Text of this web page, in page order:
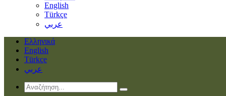
English
Türkçe
عربي
Ελληνικά
English
Türkçe
عربي